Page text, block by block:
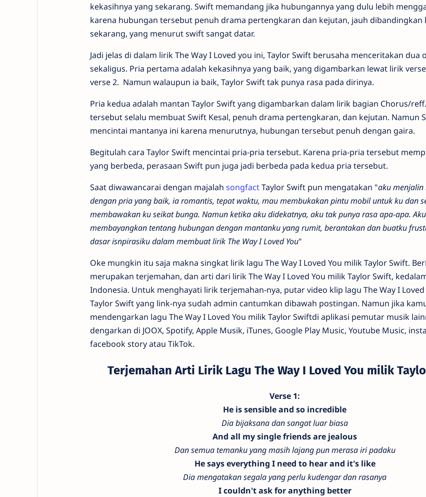
kekasihnya yang sekarang. Swift memandang jika hubungannya yang dulu lebih
karena hubungan tersebut penuh drama pertengkaran dan kejutan, jauh dibandingkan
sekarang, yang menurut swift sangat datar.
Jadi jelas di dalam lirik The Way I Loved you ini, Taylor Swift berusaha menceritakan dua
sekaligus. Pria pertama adalah kekasihnya yang baik, yang digambarkan lewat lirik
verse 2. Namun walaupun ia baik, Taylor Swift tak punya rasa pada dirinya.
Pria kedua adalah mantan Taylor Swift yang digambarkan dalam lirik bagian Chorus/
tersebut selalu membuat Swift Kesal, penuh drama pertengkaran, dan kejutan. Namun
mencintai mantanya ini karena menurutnya, hubungan tersebut penuh dengan gaira.
Begitulah cara Taylor Swift mencintai pria-pria tersebut. Karena pria-pria tersebut
yang berbeda, perasaan Swift pun juga jadi berbeda pada kedua pria tersebut.
Saat diwawancarai dengan majalah songfactTaylor Swift pun mengatakan "aku menjalin
dengan pria yang baik, ia romantis, tepat waktu, mau membukakan pintu mobil untuk ku dan
membawakan ku seikat bunga. Namun ketika aku didekatnya, aku tak punya rasa apa-apa.
membayangkan tentang hubungan dengan mantanku yang rumit, berantakan dan buatku
dasar isnpirasiku dalam membuat lirik The Way I Loved You"
Oke mungkin itu saja makna singkat lirik lagu The Way I Loved You milik Taylor Swift.
merupakan terjemahan, dan arti dari lirik The Way I Loved You milik Taylor Swift,
Indonesia. Untuk menghayati lirik terjemahan-nya, putar video klip lagu The Way I
Taylor Swift yang link-nya sudah admin cantumkan dibawah postingan. Namun jika
mendengarkan lagu The Way I Loved You milik Taylor Swiftdi aplikasi pemutar musik
dengarkan di JOOX, Spotify, Apple Musik, iTunes, Google Play Music, Youtube Music,
facebook story atau TikTok.
Terjemahan Arti Lirik Lagu The Way I Loved You milik
Verse 1:
He is sensible and so incredible
Dia bijaksana dan sangat luar biasa
And all my single friends are jealous
Dan semua temanku yang masih lajang pun merasa iri padaku
He says everything I need to hear and it's like
Dia mengatakan segala yang perlu kudengar dan rasanya
I couldn't ask for anything better